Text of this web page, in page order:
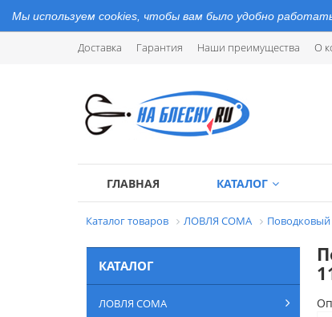
Мы используем cookies, чтобы вам было удобно
Доставка Гарантия Наши преимущества О
ГЛАВНАЯ КАТАЛОГ
Каталог товаров ЛОВЛЯ СОМА
КАТАЛОГ
ЛОВЛЯ СОМА